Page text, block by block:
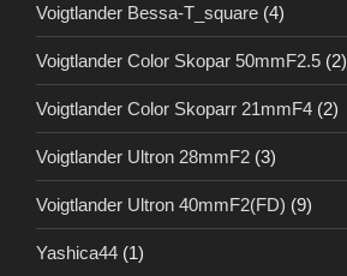
Voigtlander Bessa-T_square (4)
Voigtlander Color Skopar 50mmF2.5 (2)
Voigtlander Color Skoparr 21mmF4 (2)
Voigtlander Ultron 28mmF2 (3)
Voigtlander Ultron 40mmF2(FD) (9)
Yashica44 (1)